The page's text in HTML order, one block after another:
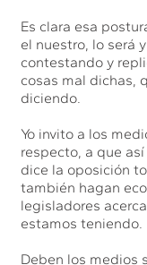
Es clara esa
el nuestro, lo será
contestando y
cosas mal dichas,
diciendo.
Yo invito a los
respecto, a que
dice la oposición
también hagan
legisladores
estamos teniendo.
Deben los medios